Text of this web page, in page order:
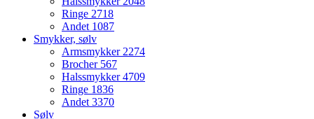
Ringe 2718
Andet 1087
Smykker, sølv
Armsmykker 2274
Brocher 567
Halssmykker4709
Ringe 1836
Andet 3370
Sølv